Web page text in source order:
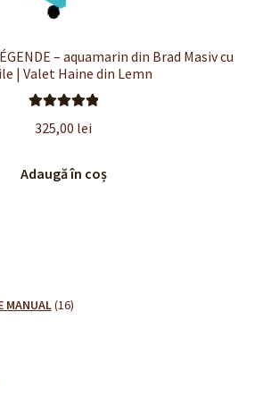
– aquamarin din Brad Masiv cu
| Valet Haine din Lemn
5.00
325,00 lei
Adaugă în coș
MANUAL 1616